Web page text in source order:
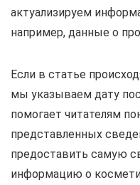
актуализируем
например, данные о
Если в статье
мы указываем дату
помогает читателям
представленных
предоставить самую
информацию о